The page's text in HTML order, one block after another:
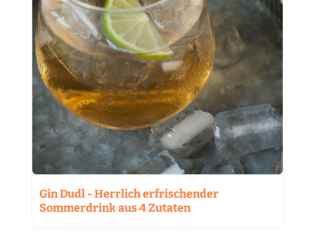
Gin Dudl - Herrlich erfrischender
Sommerdrink aus 4 Zutaten